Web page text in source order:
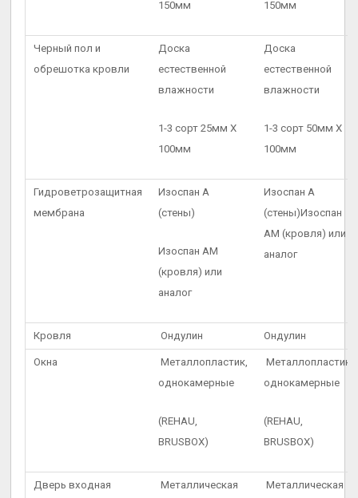
150мм
150мм
Черный пол и
обрешотка кровли
Доска
естественной
влажности
1-3 сорт 25мм X
100мм
Доска
естественной
влажности
1-3 сорт 50мм X
100мм
Гидроветрозащитная
мембрана
Изоспан А
(стены)
Изоспан АМ
(кровля) или
аналог
Изоспан А
(стены)Изоспан
АМ (кровля) или
аналог
Кровля Ондулин Ондулин
Окна
Металлопластик,
однокамерные
(REHAU,
BRUSBOX)
Металлопластик,
однокамерные
(REHAU,
BRUSBOX)
Дверь входная Металлическая Металлическая